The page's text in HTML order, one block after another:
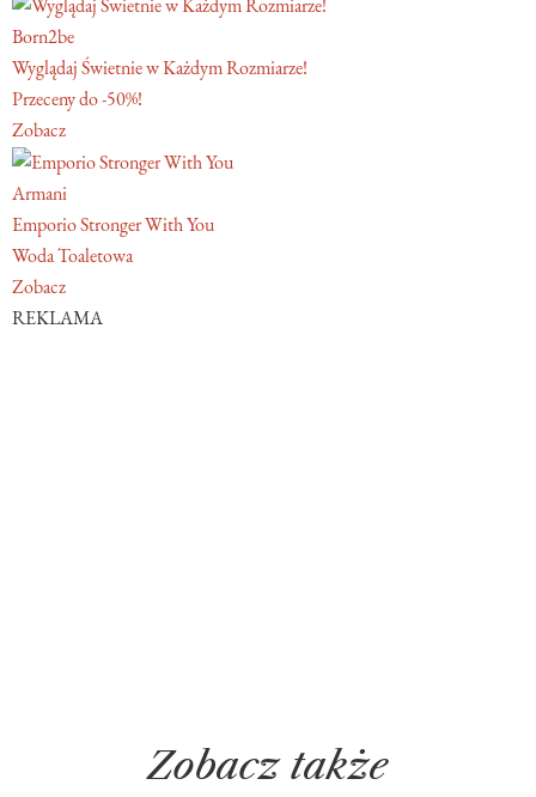
Born2be
Wyglądaj Świetnie w Każdym Rozmiarze!
Przeceny do -50%!
Zobacz
Armani
Emporio Stronger With You
Woda Toaletowa
Zobacz
REKLAMA
Zobacz także